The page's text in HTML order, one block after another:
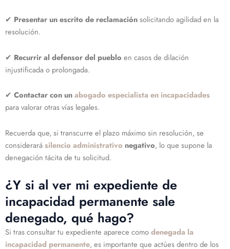
✔ Presentar un escrito de reclamaciónsolicitando agilidad en la
resolución.
✔ Recurrir al defensor del pueblo en casos de dilación
injustificada o prolongada.
✔ Contactar con unabogado especialista en incapacidades
para valorar otras vías legales.
Recuerda que, si transcurre el plazo máximo sin resolución, se
considerarásilencio administrativo negativo, lo que supone la
denegación tácita de tu solicitud.
¿Y si al ver mi expediente de
incapacidad permanente sale
denegado, qué hago?
Si tras consultar tu expediente aparece comodenegada la
incapacidad permanente, es importante que actúes dentro de los